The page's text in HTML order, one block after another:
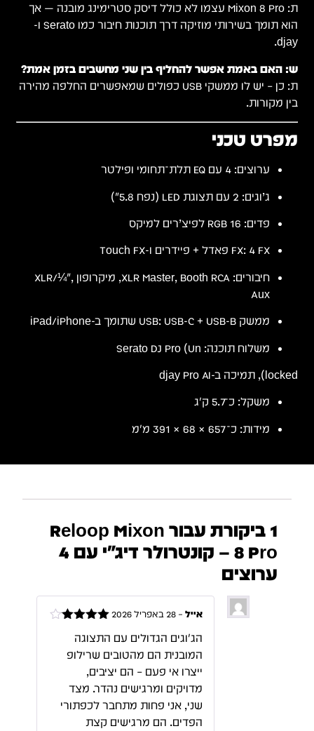
ת: Mixon 8 Pro עצמו לא כולל דיסק סטרימינג מובנה — אך
הוא תומך בשירותי מוזיקה דרך תוכנות חיבור כמו Serato ו-
djay.
ש: האם באמת אפשר להחליף בין שני מחשבים בזמן אמת?
ת: כן – יש לו ממשקי USB כפולים שמאפשרים החלפה מהירה
בין מקורות.
מפרט טכני
ערוצים: 4 עם EQ תלת־תחומי ופילטר
ג’וגים: 2 עם תצוגת LED (נפח 5.8")
פדים: 16 RGB לפיצ’רים למיקס
FX: 4 FX פּאדל + פיידרים ו-Touch FX
חיבורים: XLR Master, Booth RCA, מיקרופון XLR/¼",
Aux
ממשק USB: USB-C + USB-B שתומך ב-iPad/iPhone
משלוח תוכנה: Serato DJ Pro (Un
locked), תמיכה ב-djay Pro AI
משקל: כ־5.7 ק״ג
מידות: כ־657 × 68 × 391 מ״מ
1 ביקורת עבור
Reloop Mixon
8 Pro – קונטרולר דיג׳י עם 4
ערוצים
מתוך 5
אייל – 28 באפריל 2026
הג'וגים הגדולים עם התצוגה
המובנית הם מהטובים שרילופ
ייצרו אי פעם – הם יציבים,
מדויקים ומרגישים נהדר. מצד
שני, אני פחות מתחבר לכפתורי
הפדים. הם מרגישים קצת